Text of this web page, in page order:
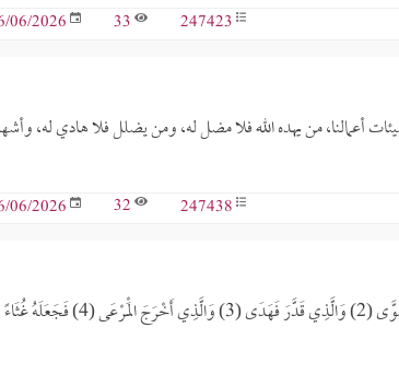
247423
33
06/2026
أعمالنا، من يهده الله فلا مضل له، ومن يضلل فلا هادي له،
247438
32
06/2026
الخطبة الأولى الحمد لله الذي علم الإنسان ما لم يعلم، الملك العلي الأعلى، {الَّذِي خَلَقَ فَسَوَّى (2) وَالَّذِي قَدَّرَ فَهَدَى (3) وَالَّذِي أَخْرَجَ الْمَرْعَى (4) فَجَعَلَهُ غُثَاءً